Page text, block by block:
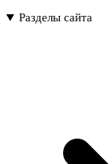
Разделы сайта